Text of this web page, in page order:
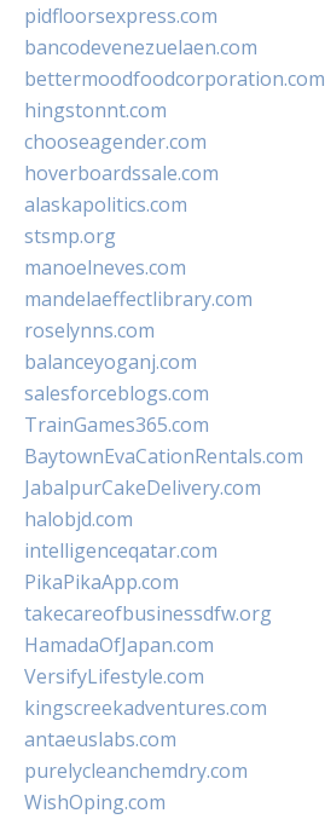
pidfloorsexpress.com
bancodevenezuelaen.com
bettermoodfoodcorporation.com
hingstonnt.com
chooseagender.com
hoverboardssale.com
alaskapolitics.com
stsmp.org
manoelneves.com
mandelaeffectlibrary.com
roselynns.com
balanceyoganj.com
salesforceblogs.com
TrainGames365.com
BaytownEvaCationRentals.com
JabalpurCakeDelivery.com
halobjd.com
intelligenceqatar.com
PikaPikaApp.com
takecareofbusinessdfw.org
HamadaOfJapan.com
VersifyLifestyle.com
kingscreekadventures.com
antaeuslabs.com
purelycleanchemdry.com
WishOping.com